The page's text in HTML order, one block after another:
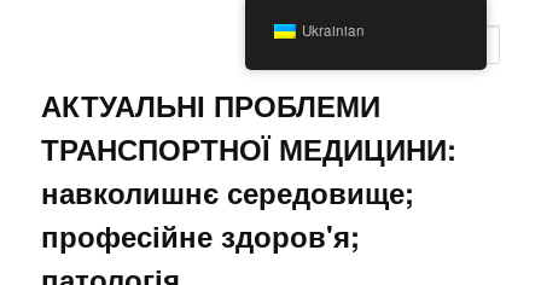
АКТУАЛЬНІ ПРОБЛЕМИ
ТРАНСПОРТНОЇ МЕДИЦИНИ:
навколишнє середовище;
професійне здоров'я;
Ukrainian